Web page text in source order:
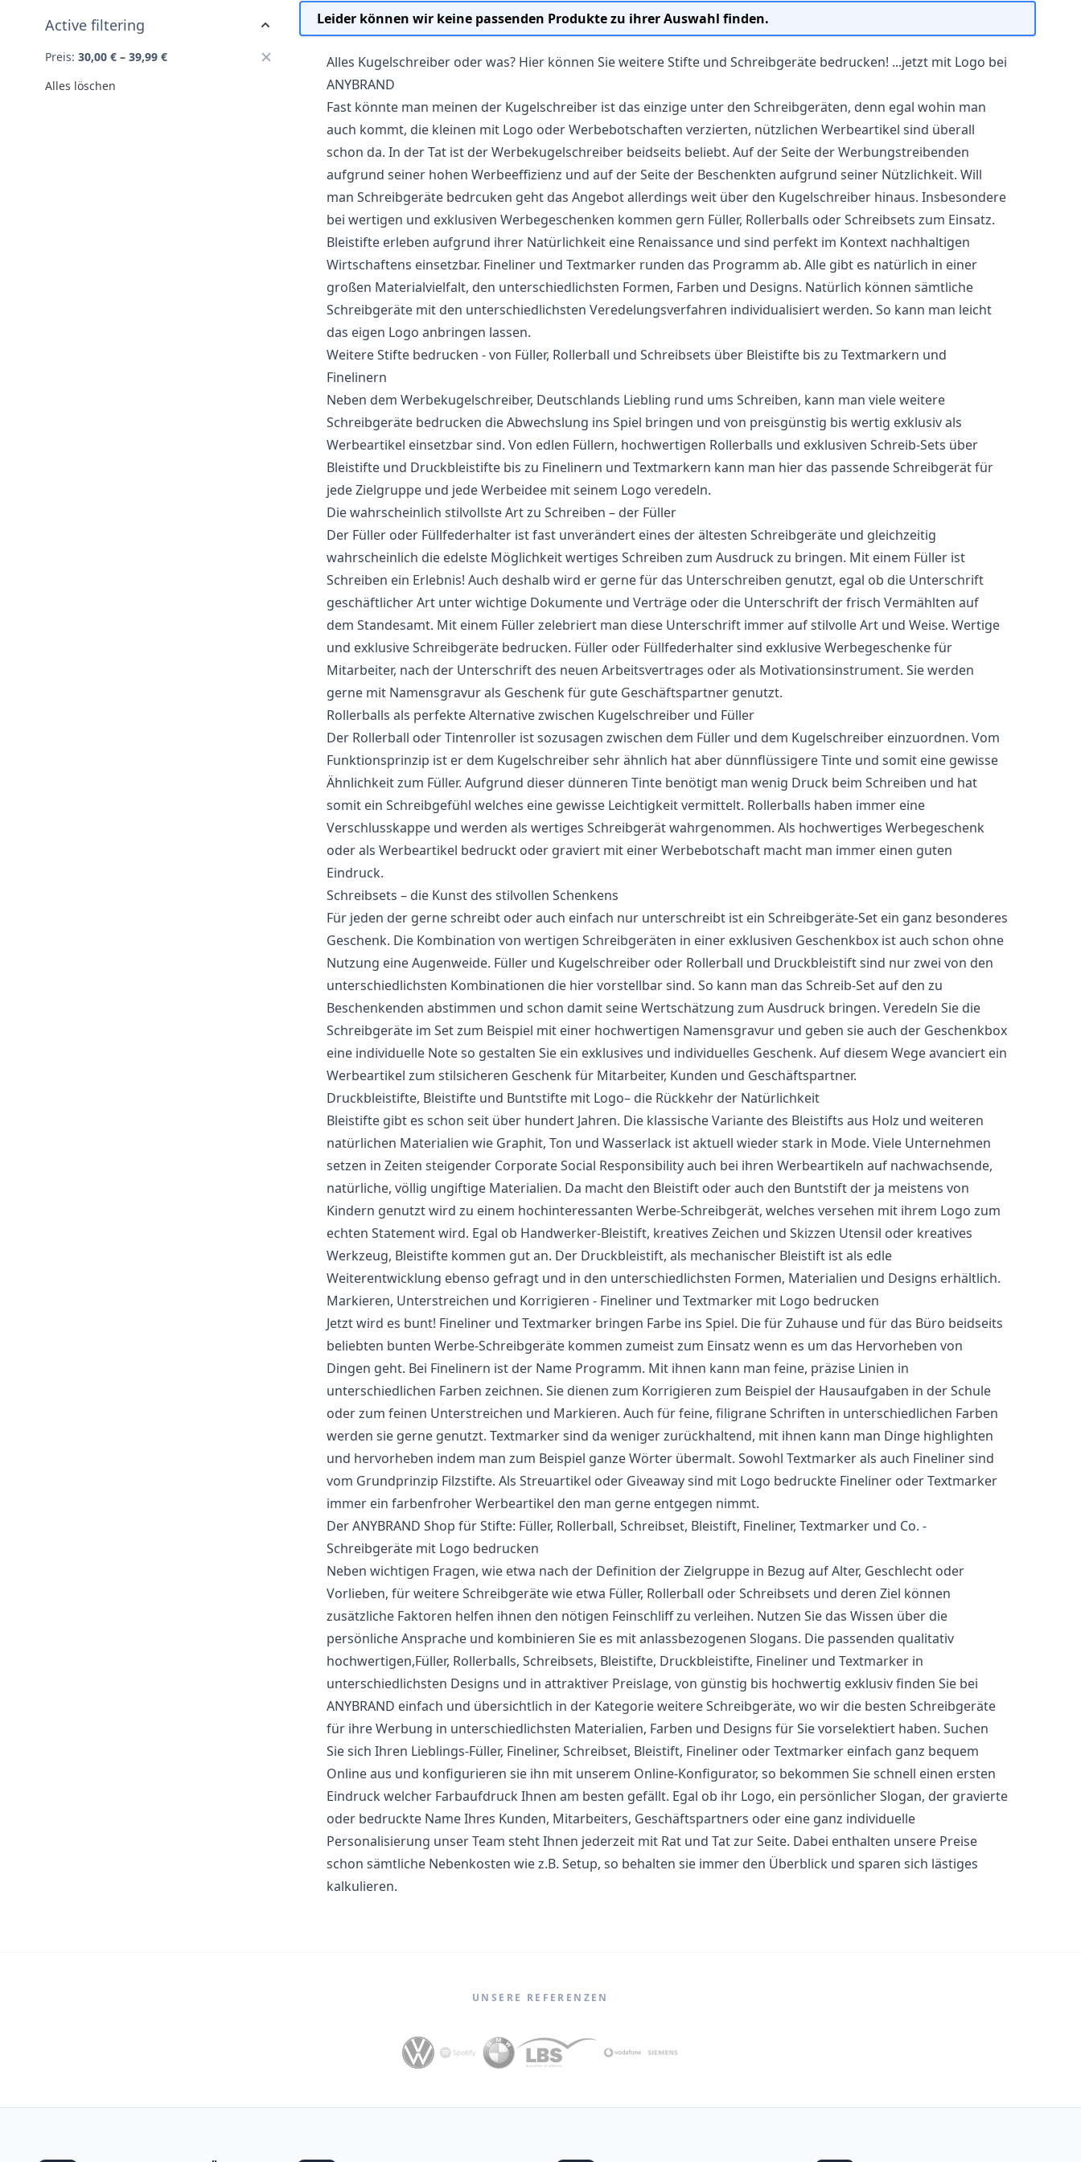
Active filtering
Preis: 30,00 € – 39,99 €
Alles löschen
Leider können wir keine passenden Produkte zu ihrer Auswahl finden.
Alles Kugelschreiber oder was? Hier können Sie weitere Stifte und Schreibgeräte bedrucken! ...jetzt mit Logo bei
ANYBRAND
Fast könnte man meinen der Kugelschreiber ist das einzige unter den Schreibgeräten, denn egal wohin man
auch kommt, die kleinen mit Logo oder Werbebotschaften verzierten, nützlichen Werbeartikel sind überall
schon da. In der Tat ist derWerbekugelschreiber beidseits beliebt. Auf der Seite der Werbungstreibenden
aufgrund seiner hohen Werbeeffizienz und auf der Seite der Beschenkten aufgrund seiner Nützlichkeit. Will
man Schreibgeräte bedrcuken geht das Angebot allerdings weit über den Kugelschreiber hinaus. Insbesondere
bei wertigen und exklusiven Werbegeschenken kommen gern Füller, Rollerballs oderSchreibsets zum Einsatz.
Bleistifte erleben aufgrund ihrer Natürlichkeit eine Renaissance und sind perfekt im Kontext nachhaltigen
Wirtschaftens einsetzbar. Fineliner und Textmarker runden das Programm ab. Alle gibt es natürlich in einer
großen Materialvielfalt, den unterschiedlichsten Formen, Farben und Designs. Natürlich können sämtliche
Schreibgeräte mit den unterschiedlichsten Veredelungsverfahren individualisiert werden. So kann man leicht
das eigen Logo anbringen lassen.
Weitere Stifte bedrucken - von Füller, Rollerball und Schreibsets über Bleistifte bis zu Textmarkern und
Finelinern
Neben dem Werbekugelschreiber, Deutschlands Liebling rund ums Schreiben, kann man viele weitere
Schreibgeräte bedrucken die Abwechslung ins Spiel bringen und von preisgünstig bis wertig exklusiv als
Werbeartikel einsetzbar sind. Von edlen Füllern, hochwertigen Rollerballs und exklusiven Schreib-Sets über
Bleistifte und Druckbleistifte bis zu Finelinern und Textmarkern kann man hier das passende Schreibgerät für
jede Zielgruppe und jede Werbeidee mit seinem Logo veredeln.
Die wahrscheinlich stilvollste Art zu Schreiben – der Füller
Der Füller oder Füllfederhalter ist fast unverändert eines der ältesten Schreibgeräte und gleichzeitig
wahrscheinlich die edelste Möglichkeit wertiges Schreiben zum Ausdruck zu bringen. Mit einem Füller ist
Schreiben ein Erlebnis! Auch deshalb wird er gerne für das Unterschreiben genutzt, egal ob die Unterschrift
geschäftlicher Art unter wichtige Dokumente und Verträge oder die Unterschrift der frisch Vermählten auf
dem Standesamt. Mit einem Füller zelebriert man diese Unterschrift immer auf stilvolle Art und Weise. Wertige
und exklusive Schreibgeräte bedrucken. Füller oder Füllfederhalter sind exklusive Werbegeschenke für
Mitarbeiter, nach der Unterschrift des neuen Arbeitsvertrages oder als Motivationsinstrument. Sie werden
gerne mit Namensgravur als Geschenk für gute Geschäftspartner genutzt.
Rollerballs als perfekte Alternative zwischen Kugelschreiber und Füller
Der Rollerball oder Tintenroller ist sozusagen zwischen dem Füller und dem Kugelschreiber einzuordnen. Vom
Funktionsprinzip ist er dem Kugelschreiber sehr ähnlich hat aber dünnflüssigere Tinte und somit eine gewisse
Ähnlichkeit zum Füller. Aufgrund dieser dünneren Tinte benötigt man wenig Druck beim Schreiben und hat
somit ein Schreibgefühl welches eine gewisse Leichtigkeit vermittelt. Rollerballs haben immer eine
Verschlusskappe und werden als wertiges Schreibgerät wahrgenommen. Als hochwertiges Werbegeschenk
oder als Werbeartikel bedruckt oder graviert mit einer Werbebotschaft macht man immer einen guten
Eindruck.
Schreibsets – die Kunst des stilvollen Schenkens
Für jeden der gerne schreibt oder auch einfach nur unterschreibt ist ein Schreibgeräte-Set ein ganz besonderes
Geschenk. Die Kombination von wertigen Schreibgeräten in einer exklusiven Geschenkbox ist auch schon ohne
Nutzung eine Augenweide. Füller und Kugelschreiber oder Rollerball und Druckbleistift sind nur zwei von den
unterschiedlichsten Kombinationen die hier vorstellbar sind. So kann man das Schreib-Set auf den zu
Beschenkenden abstimmen und schon damit seine Wertschätzung zum Ausdruck bringen. Veredeln Sie die
Schreibgeräte im Set zum Beispiel mit einer hochwertigen Namensgravur und geben sie auch der Geschenkbox
eine individuelle Note so gestalten Sie ein exklusives und individuelles Geschenk. Auf diesem Wege avanciert ein
Werbeartikel zum stilsicheren Geschenk für Mitarbeiter, Kunden und Geschäftspartner.
Druckbleistifte, Bleistifte und Buntstifte mit Logo– die Rückkehr der Natürlichkeit
Bleistifte gibt es schon seit über hundert Jahren. Die klassische Variante des Bleistifts aus Holz und weiteren
natürlichen Materialien wie Graphit, Ton und Wasserlack ist aktuell wieder stark in Mode. Viele Unternehmen
setzen in Zeiten steigender Corporate Social Responsibility auch bei ihren Werbeartikeln auf nachwachsende,
natürliche, völlig ungiftige Materialien. Da macht den Bleistift oder auch den Buntstift der ja meistens von
Kindern genutzt wird zu einem hochinteressanten Werbe-Schreibgerät, welches versehen mit ihrem Logo zum
echten Statement wird. Egal ob Handwerker-Bleistift, kreatives Zeichen und Skizzen Utensil oder kreatives
Werkzeug, Bleistifte kommen gut an. Der Druckbleistift, als mechanischer Bleistift ist als edle
Weiterentwicklung ebenso gefragt und in den unterschiedlichsten Formen, Materialien und Designs erhältlich.
Markieren, Unterstreichen und Korrigieren - Fineliner und Textmarker mit Logo bedrucken
Jetzt wird es bunt! Fineliner und Textmarker bringen Farbe ins Spiel. Die für Zuhause und für das Büro beidseits
beliebten bunten Werbe-Schreibgeräte kommen zumeist zum Einsatz wenn es um das Hervorheben von
Dingen geht. Bei Finelinern ist der Name Programm. Mit ihnen kann man feine, präzise Linien in
unterschiedlichen Farben zeichnen. Sie dienen zum Korrigieren zum Beispiel der Hausaufgaben in der Schule
oder zum feinen Unterstreichen und Markieren. Auch für feine, filigrane Schriften in unterschiedlichen Farben
werden sie gerne genutzt. Textmarker sind da weniger zurückhaltend, mit ihnen kann man Dinge highlighten
und hervorheben indem man zum Beispiel ganze Wörter übermalt. Sowohl Textmarker als auch Fineliner sind
vom Grundprinzip Filzstifte. Als Streuartikel oder Giveaway sind mit Logo bedruckte Fineliner oder Textmarker
immer ein farbenfroher Werbeartikel den man gerne entgegen nimmt.
Der ANYBRAND Shop für Stifte: Füller, Rollerball, Schreibset, Bleistift, Fineliner, Textmarker und Co. -
Schreibgeräte mit Logo bedrucken
Neben wichtigen Fragen, wie etwa nach der Definition der Zielgruppe in Bezug auf Alter, Geschlecht oder
Vorlieben, für weitere Schreibgeräte wie etwa Füller, Rollerball oder Schreibsets und deren Ziel können
zusätzliche Faktoren helfen ihnen den nötigen Feinschliff zu verleihen. Nutzen Sie das Wissen über die
persönliche Ansprache und kombinieren Sie es mit anlassbezogenen Slogans. Die passenden qualitativ
hochwertigen,Füller, Rollerballs, Schreibsets, Bleistifte, Druckbleistifte, Fineliner und Textmarker in
unterschiedlichsten Designs und in attraktiver Preislage, von günstig bis hochwertig exklusiv finden Sie bei
ANYBRAND einfach und übersichtlich in der Kategorie weitere Schreibgeräte, wo wir die besten Schreibgeräte
für ihre Werbung in unterschiedlichsten Materialien, Farben und Designs für Sie vorselektiert haben. Suchen
Sie sich Ihren Lieblings-Füller, Fineliner, Schreibset, Bleistift, Fineliner oder Textmarker einfach ganz bequem
Online aus und konfigurieren sie ihn mit unserem Online-Konfigurator, so bekommen Sie schnell einen ersten
Eindruck welcher Farbaufdruck Ihnen am besten gefällt. Egal ob ihr Logo, ein persönlicher Slogan, der gravierte
oder bedruckte Name Ihres Kunden, Mitarbeiters, Geschäftspartners oder eine ganz individuelle
Personalisierung unser Team steht Ihnen jederzeit mit Rat und Tat zur Seite. Dabei enthalten unsere Preise
schon sämtliche Nebenkosten wie z.B. Setup, so behalten sie immer den Überblick und sparen sich lästiges
kalkulieren.
UNSERE REFERENZEN